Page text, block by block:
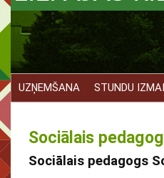
UZŅEMŠANA STUNDU
Sociālais
Sociālais pedagogs